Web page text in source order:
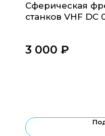
Сферическая
станков VHF DC
3 000 ₽‎
Свяжитесь с нами